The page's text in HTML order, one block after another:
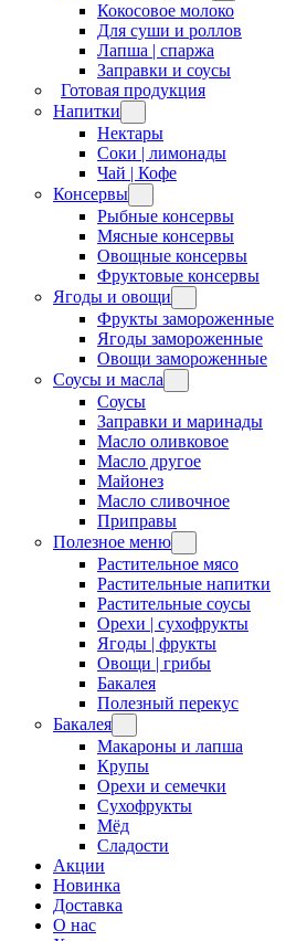
Кокосовое молоко
Для суши и роллов
Лапша | спаржа
Заправки и соусы
Готовая продукция
Напитки
Нектары
Соки | лимонады
Чай | Кофе
Консервы
Рыбные консервы
Мясные консервы
Овощные консервы
Фруктовые консервы
Ягоды и овощи
Фрукты замороженные
Ягоды замороженные
Овощи замороженные
Соусы и масла
Соусы
Заправки и маринады
Масло оливковое
Масло другое
Майонез
Масло сливочное
Приправы
Полезное меню
Растительное мясо
Растительные напитки
Растительные соусы
Орехи | сухофрукты
Ягоды | фрукты
Овощи | грибы
Бакалея
Полезный перекус
Бакалея
Макароны и лапша
Крупы
Орехи и семечки
Сухофрукты
Мёд
Сладости
Акции
Новинка
Доставка
О нас